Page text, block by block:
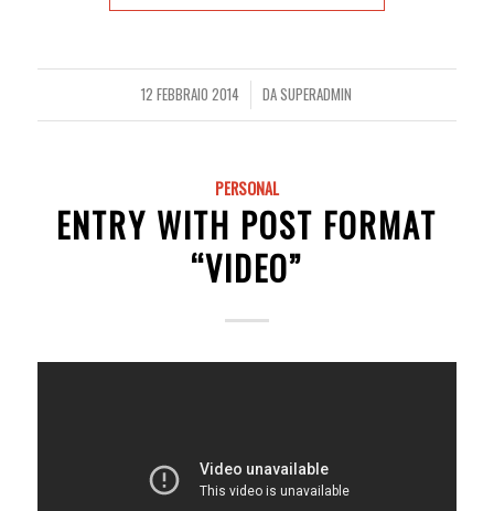
12 FEBBRAIO 2014
/ DASUPERADMIN
PERSONAL
ENTRY WITH POST FORMAT
“VIDEO”